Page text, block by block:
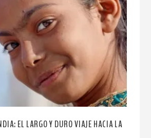
EL LARGO Y DURO VIAJE HACIA LA